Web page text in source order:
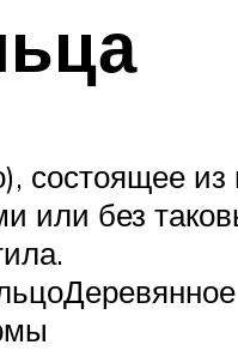
состоящее
или без